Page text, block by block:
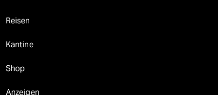
Reisen
Kantine
Shop
Anzeigen